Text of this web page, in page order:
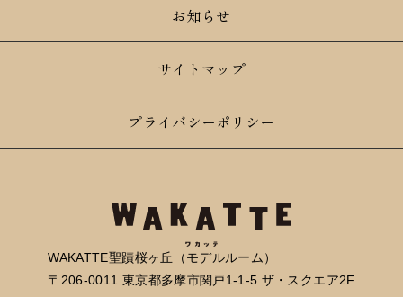
お知らせ
サイトマップ
プライバシーポリシー
WAKATTE聖蹟桜ヶ丘（モデルルーム）
〒206-0011 東京都多摩市関戸1-1-5 ザ・スクエア2F